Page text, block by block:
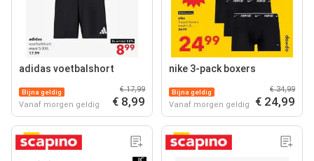
adidas voetbalshort
Bijna geldig
Vanaf morgen geldig
€ 17,99
€ 8,99
nike 3-pack boxers
Bijna geldig
Vanaf morgen geldig
€ 34,99
€ 24,99